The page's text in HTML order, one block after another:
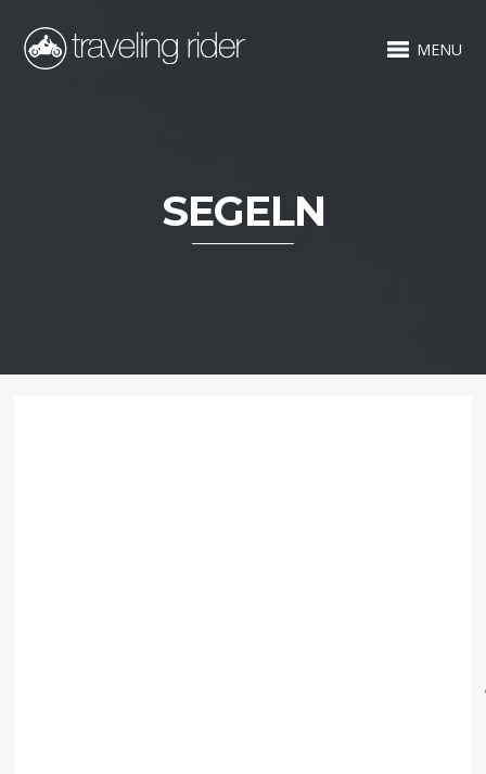
MENU
SEGELN